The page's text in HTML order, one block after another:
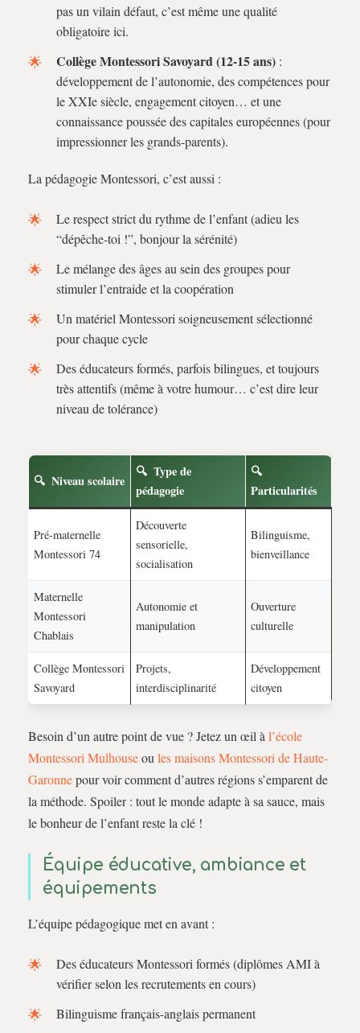
pas un vilain défaut, c’est même une qualité
obligatoire ici.
Collège Montessori Savoyard (12-15 ans) :
développement de l’autonomie, des compétences pour
le XXIe siècle, engagement citoyen… et une
connaissance poussée des capitales européennes (pour
impressionner les grands-parents).
La pédagogie Montessori, c’est aussi :
Le respect strict du rythme de l’enfant (adieu les
“dépêche-toi !”, bonjour la sérénité)
Le mélange des âges au sein des groupes pour
stimuler l’entraide et la coopération
Un matériel Montessori soigneusement sélectionné
pour chaque cycle
Des éducateurs formés, parfois bilingues, et toujours
très attentifs (même à votre humour… c’est dire leur
niveau de tolérance)
Niveau scolaire
Type de
pédagogie
Particularités
Pré-maternelle
Montessori 74
Découverte
sensorielle,
socialisation
Bilinguisme,
bienveillance
Maternelle
Montessori
Chablais
Autonomie et
manipulation
Ouverture
culturelle
Collège Montessori
Savoyard
Projets,
interdisciplinarité
Développement
citoyen
Besoin d’un autre point de vue ? Jetez un œil à l’école
Montessori Mulhouseou les maisons Montessori de Haute-
Garonnepour voir comment d’autres régions s’emparent de
la méthode. Spoiler : tout le monde adapte à sa sauce, mais
le bonheur de l’enfant reste la clé !
Équipe éducative, ambiance et
équipements
L’équipe pédagogique met en avant :
Des éducateurs Montessori formés (diplômes AMI à
vérifier selon les recrutements en cours)
Bilinguisme français-anglais permanent